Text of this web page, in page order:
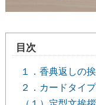
目次
１．香典返しの
２．カードタイ